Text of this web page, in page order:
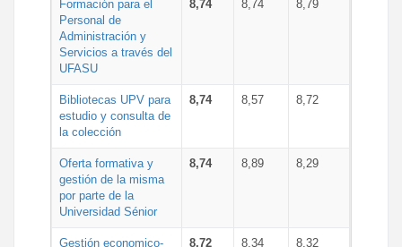
Formación para el
Personal de
Administración y
Servicios a través del
UFASU
8,74 8,74 8,79
Bibliotecas UPV para
estudio y consulta de
la colección
8,74 8,57 8,72
Oferta formativa y
gestión de la misma
por parte de la
Universidad Sénior
8,74 8,89 8,29
Gestión economico- 8,72 8,34 8,32